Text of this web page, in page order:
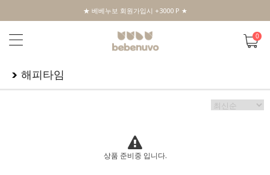
★ 베베누보 회원가입시 +3000 P ★
0
해피타임
상품 준비중 입니다.